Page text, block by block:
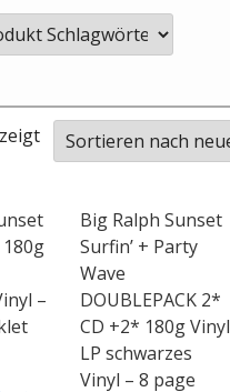
180g
–
Big Ralph Sunset
Surfin’ + Party
Wave
DOUBLEPACK 2*
CD +2* 180g Vinyl
LP schwarzes
Vinyl – 8 page